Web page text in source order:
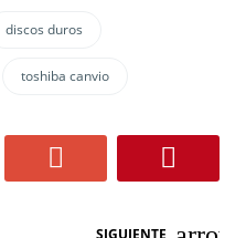
discos duros
toshiba canvio
SIGUIENTE